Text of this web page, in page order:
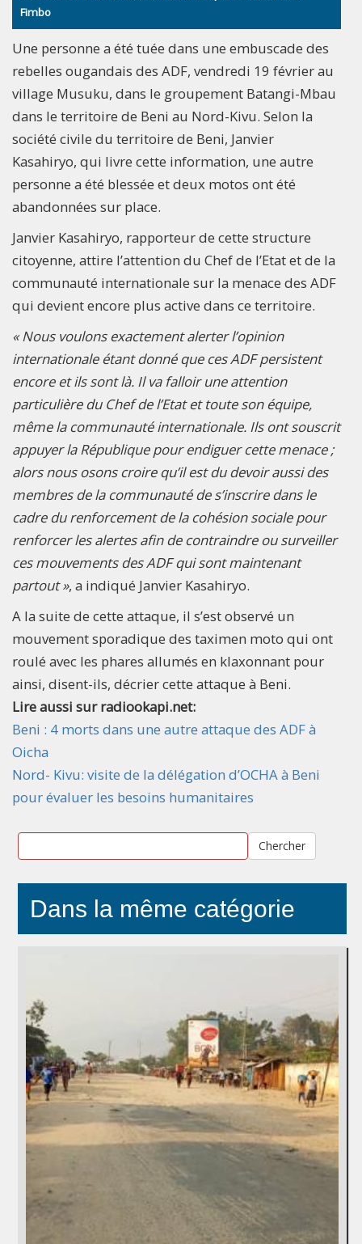
Fimbo
Une personne a été tuée dans une embuscade des
rebelles ougandais des ADF, vendredi 19 février au
village Musuku, dans le groupement Batangi-Mbau
dans le territoire de Beni au Nord-Kivu. Selon la
société civile du territoire de Beni, Janvier
Kasahiryo, qui livre cette information, une autre
personne a été blessée et deux motos ont été
abandonnées sur place.
Janvier Kasahiryo, rapporteur de cette structure
citoyenne, attire l’attention du Chef de l’Etat et de la
communauté internationale sur la menace des ADF
qui devient encore plus active dans ce territoire.
« Nous voulons exactement alerter l’opinion
internationale étant donné que ces ADF persistent
encore et ils sont là. Il va falloir une attention
particulière du Chef de l’Etat et toute son équipe,
même la communauté internationale. Ils ont souscrit
appuyer la République pour endiguer cette menace ;
alors nous osons croire qu’il est du devoir aussi des
membres de la communauté de s’inscrire dans le
cadre du renforcement de la cohésion sociale pour
renforcer les alertes afin de contraindre ou surveiller
ces mouvements des ADF qui sont maintenant
partout », a indiqué Janvier Kasahiryo.
A la suite de cette attaque, il s’est observé un
mouvement sporadique des taximen moto qui ont
roulé avec les phares allumés en klaxonnant pour
ainsi, disent-ils, décrier cette attaque à Beni.
Lire aussi sur radiookapi.net:
Beni : 4 morts dans une autre attaque des ADF à
Oicha
Nord- Kivu: visite de la délégation d’OCHA à Beni
pour évaluer les besoins humanitaires
Chercher
Dans la même catégorie